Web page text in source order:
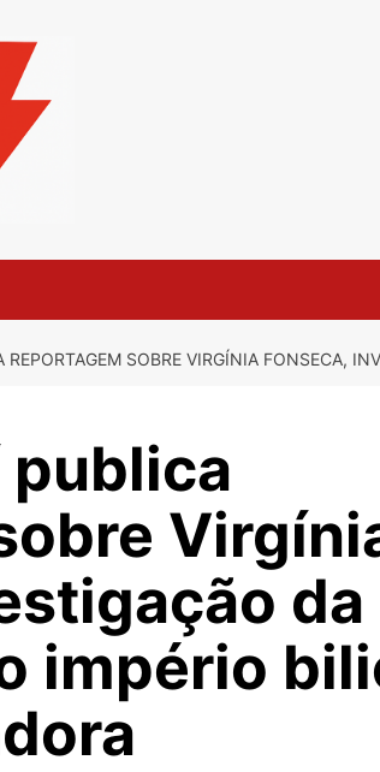
REPORTAGEM SOBRE VIRGÍNIA FONSECA,
publica
da
império